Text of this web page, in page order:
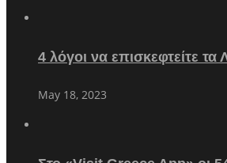
4 λόγοι να επισκεφτείτε τα
May 18, 2023